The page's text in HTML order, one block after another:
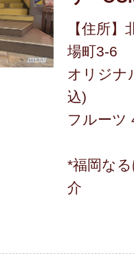
【住所
場町3-6
オリジナ
込)
フルーツ
*福岡な
介